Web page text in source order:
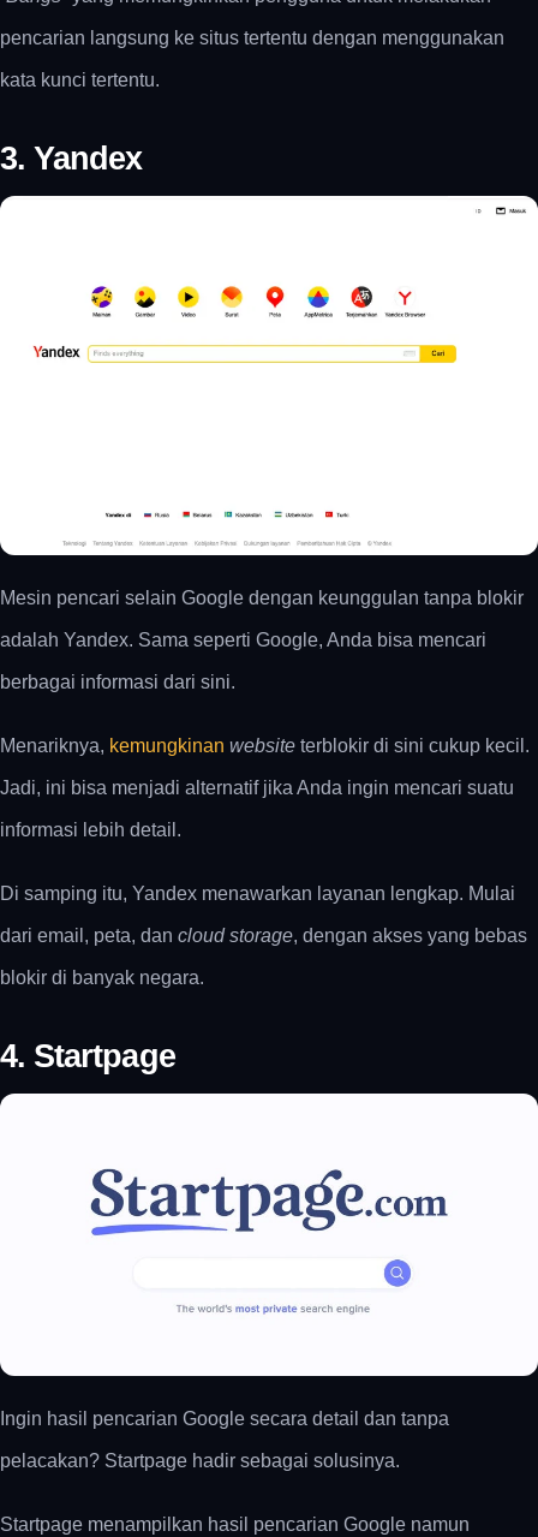
pencarian langsung ke situs tertentu dengan menggunakan
kata kunci tertentu.
3. Yandex
Mesin pencari selain Google dengan keunggulan tanpa blokir
adalah Yandex. Sama seperti Google, Anda bisa mencari
berbagai informasi dari sini.
Menariknya, kemungkinan website terblokir di sini cukup kecil.
Jadi, ini bisa menjadi alternatif jika Anda ingin mencari suatu
informasi lebih detail.
Di samping itu, Yandex menawarkan layanan lengkap. Mulai
dari email, peta, dan cloud storage, dengan akses yang bebas
blokir di banyak negara.
4. Startpage
Ingin hasil pencarian Google secara detail dan tanpa
pelacakan? Startpage hadir sebagai solusinya.
Startpage menampilkan hasil pencarian Google namun